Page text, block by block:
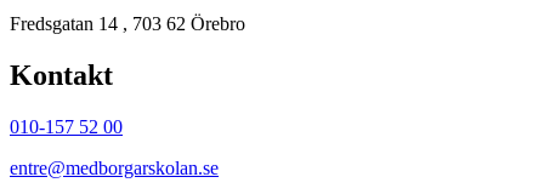
Fredsgatan 14 , 703 62 Örebro
Kontakt
010-157 52 00
entre@medborgarskolan.se